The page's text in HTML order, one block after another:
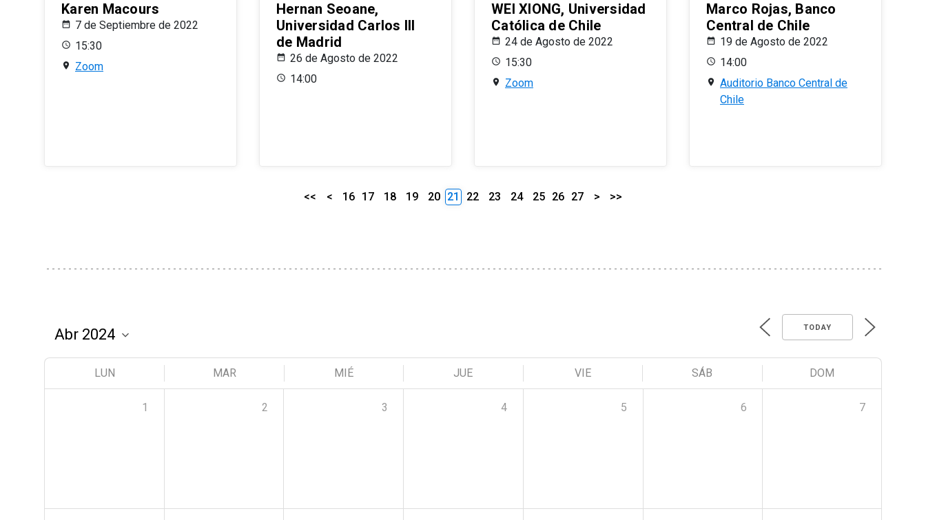
Karen Macours
7 de Septiembre de 2022
15:30
Zoom
Hernan Seoane,
Universidad Carlos III
de Madrid
26 de Agosto de 2022
14:00
WEI XIONG, Universidad
Católica de Chile
24 de Agosto de 2022
15:30
Zoom
Marco Rojas, Banco
Central de Chile
19 de Agosto de 2022
14:00
Auditorio Banco Central de
Chile
<< < 16 17 18 19 20 21 22 23 24 25 26 27 > >>
TODAY
LUN MAR MIÉ JUE VIE SÁB DOM
1 2 3 4 5 6 7